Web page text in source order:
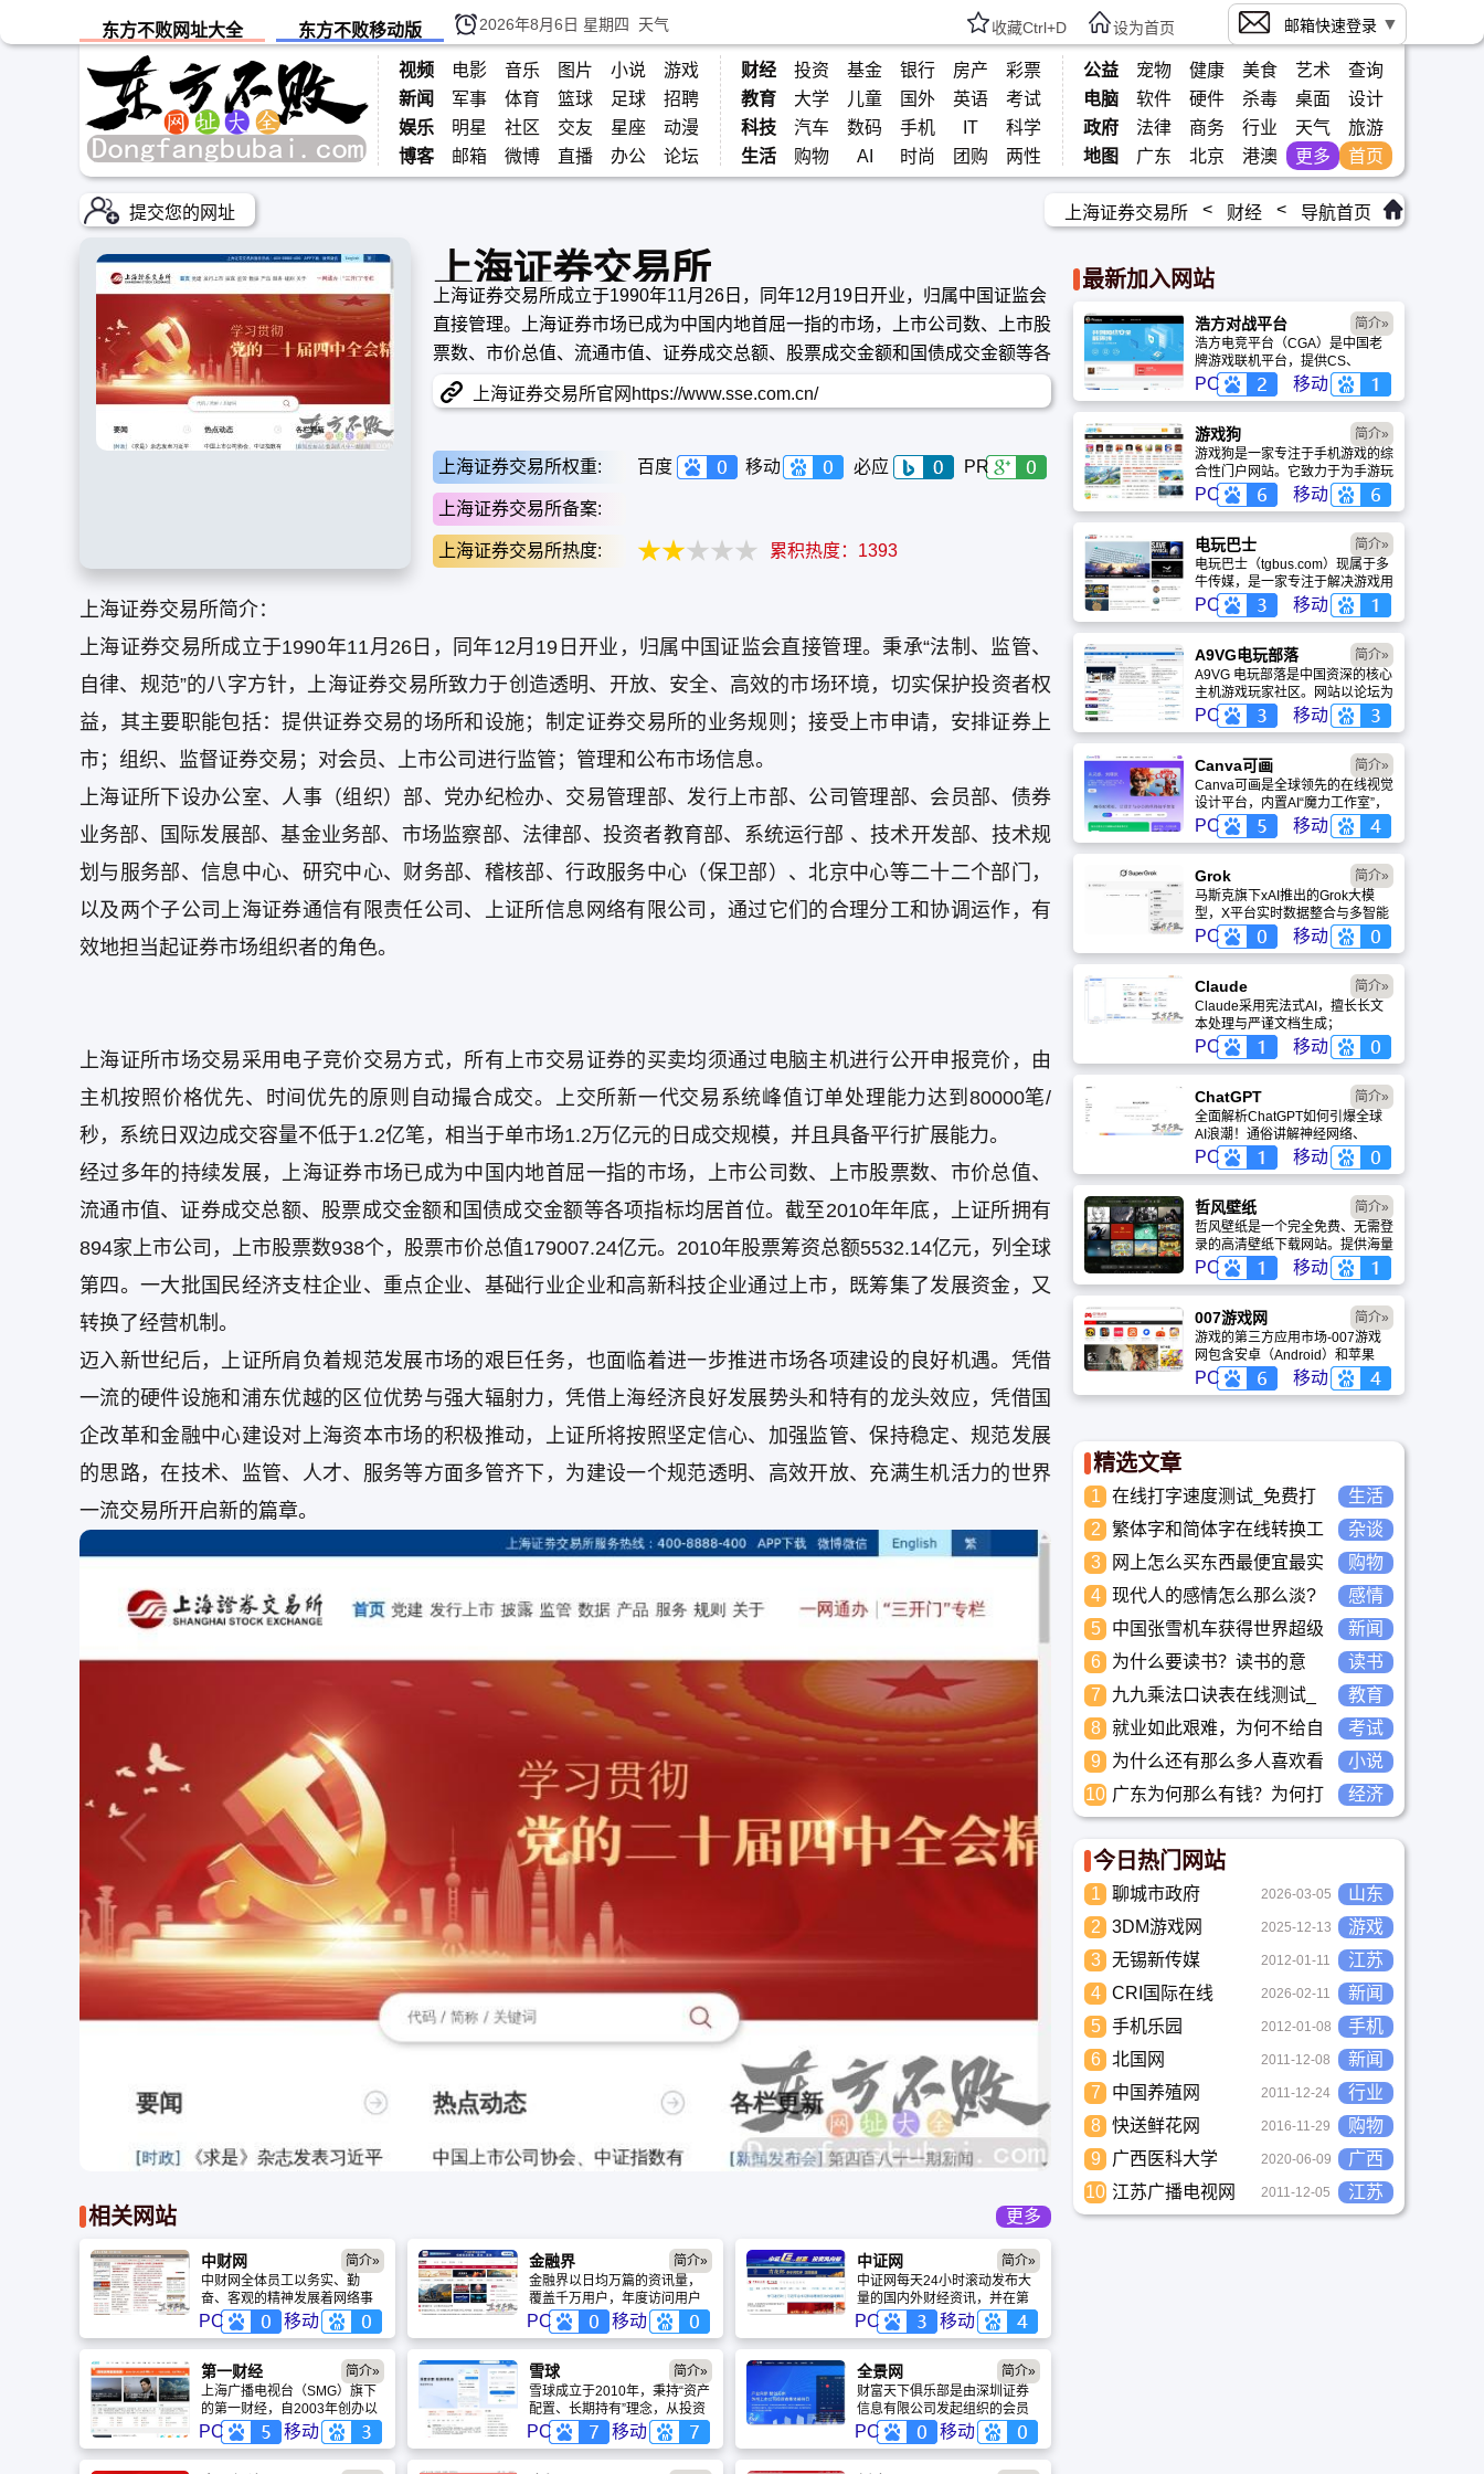
东方不败网址大全 东方不败移动版 2026年8月6日 星期四 天气 收藏Ctrl+D 设为首页 邮箱快速登录
视频 电影 音乐 图片 小说
游戏
新闻
军事 体育 篮球 足球
招聘
娱乐
明星 社区 交友 星座
动漫
博客
邮箱 微博 直播 办公 论坛
财经 投资 基金 银行 房产
彩票
教育
大学 儿童 国外 英语
考试
科技
汽车 数码 手机 IT
科学
生活
购物 AI 时尚 团购 两性
公益 宠物 健康 美食 艺术
查询
电脑
软件 硬件 杀毒 桌面
设计
政府
法律 商务 行业 天气
旅游
地图
广东 北京 港澳 更多 首页
提交您的网址 上海证券交易所 < 财经 < 导航首页
上海证券交易所
上海证券交易所成立于1990年11月26日，同年12月19日开业，归属中国证监会
直接管理。上海证券市场已成为中国内地首屈一指的市场，上市公司数、上市股
票数、市价总值、流通市值、证券成交总额、股票成交金额和国债成交金额等各
项指标均居首位。
上海证券交易所官网https://www.sse.com.cn/
上海证券交易所权重: 百度 移动 必应 PR
上海证券交易所备案:
上海证券交易所热度: 累积热度： 1393
上海证券交易所简介：
上海证券交易所成立于1990年11月26日，同年12月19日开业，归属中国证监会直接管理。秉承“法制、监管、
自律、规范”的八字方针，上海证券交易所致力于创造透明、开放、安全、高效的市场环境，切实保护投资者权
益，其主要职能包括：提供证券交易的场所和设施；制定证券交易所的业务规则；接受上市申请，安排证券上
市；组织、监督证券交易；对会员、上市公司进行监管；管理和公布市场信息。
上海证所下设办公室、人事（组织）部、党办纪检办、交易管理部、发行上市部、公司管理部、会员部、债券
业务部、国际发展部、基金业务部、市场监察部、法律部、投资者教育部、系统运行部 、技术开发部、技术规
划与服务部、信息中心、研究中心、财务部、稽核部、行政服务中心（保卫部）、北京中心等二十二个部门，
以及两个子公司上海证券通信有限责任公司、上证所信息网络有限公司，通过它们的合理分工和协调运作，有
效地担当起证券市场组织者的角色。
上海证所市场交易采用电子竞价交易方式，所有上市交易证券的买卖均须通过电脑主机进行公开申报竞价，由
主机按照价格优先、时间优先的原则自动撮合成交。上交所新一代交易系统峰值订单处理能力达到80000笔/
秒，系统日双边成交容量不低于1.2亿笔，相当于单市场1.2万亿元的日成交规模，并且具备平行扩展能力。
经过多年的持续发展，上海证券市场已成为中国内地首屈一指的市场，上市公司数、上市股票数、市价总值、
流通市值、证券成交总额、股票成交金额和国债成交金额等各项指标均居首位。截至2010年年底，上证所拥有
894家上市公司，上市股票数938个，股票市价总值179007.24亿元。2010年股票筹资总额5532.14亿元，列全球
第四。一大批国民经济支柱企业、重点企业、基础行业企业和高新科技企业通过上市，既筹集了发展资金，又
转换了经营机制。
迈入新世纪后，上证所肩负着规范发展市场的艰巨任务，也面临着进一步推进市场各项建设的良好机遇。凭借
一流的硬件设施和浦东优越的区位优势与强大辐射力，凭借上海经济良好发展势头和特有的龙头效应，凭借国
企改革和金融中心建设对上海资本市场的积极推动，上证所将按照坚定信心、加强监管、保持稳定、规范发展
的思路，在技术、监管、人才、服务等方面多管齐下，为建设一个规范透明、高效开放、充满生机活力的世界
一流交易所开启新的篇章。
相关网站 更多
中财网
中财网全体员工以务实、勤
奋、客观的精神发展着网络事
业，至此，中财网已成为全国
最受欢迎的中文财经站点，每
天来自不同地区的巨大的人群
在此汇集，阅览着最新最具价
值的财经信息。
PC 移动
简介» 金融界
金融界以日均万篇的资讯量，
覆盖千万用户，年度访问用户
超过3亿，受众遍及中国主流金
融机构、上市公司和活跃投资
理财群体。
PC 移动
简介» 中证网
中证网每天24小时滚动发布大
量的国内外财经资讯，并在第
一时间提供全面准确的上市公
司新闻、信息、公告及证券市
场的最新动态和评述。
PC 移动
简介»
第一财经
上海广播电视台（SMG）旗下
的第一财经，自2003年创办以
来，已发展成为一家新型数智
化国际财经媒体集团。它通过
全媒体平台每日发布超2000条
PC 移动
简介» 雪球
雪球成立于2010年，秉持“资产
配置、长期持有”理念，从投资
社区发展为拥有超7800万用户
的在线财富管理平台。平台汇
聚多元投资观点，连接各类投
PC 移动
简介» 全景网
财富天下俱乐部是由深圳证券
信息有限公司发起组织的会员
俱乐部，是深圳证券信息有限
公司跨媒体平台与受众之间搭
建的一个广阔互动平台，属于
PC 移动
简介»
最新加入网站
浩方对战平台
浩方电竞平台（CGA）是中国老
牌游戏联机平台，提供CS、
War3、星际争霸等经典游戏的稳
定联机服务。重温DOTA1的激情
岁月，找回当年的战友。同时提供
最新CGA电竞赛事资讯及热门页
游入口，致敬中国电竞的黄金时
代。
PC 移动
简介»
游戏狗
游戏狗是一家专注于手机游戏的综
合性门户网站。它致力于为手游玩
家提供最新、最全的游戏资讯、攻
略、评测及视频等内容，是国内较
早一批专注于移动游戏领域的垂直
媒体。
PC 移动
简介»
电玩巴士
电玩巴士（tgbus.com）现属于多
牛传媒，是一家专注于解决游戏用
户需求的综合性游戏门户网站，电
玩巴士是一个全面的综合性游戏门
户，专注于为全球玩家提供主机、
PC及移动端游戏的全方位资讯。
PC 移动
简介»
A9VG电玩部落
A9VG 电玩部落是中国资深的核心
主机游戏玩家社区。网站以论坛为
核心，提供全面的主机游戏资讯、
攻略和资料库，覆盖
PlayStation、Xbox、Switch 等全
平台。凭借其深厚的历史积淀和活
跃的用户群体，A9VG 成为硬核玩
家交流心得、分享攻略的首选平台
之一。
PC 移动
简介»
Canva可画
Canva可画是全球领先的在线视觉
设计平台，内置AI“魔力工作室”，
提供海量正版模板与素材。无论是
自媒体封面、企业海报还是PPT，
零基础用户也能轻松实现专业级创
作，让设计触手可及。
PC 移动
简介»
Grok
马斯克旗下xAI推出的Grok大模
型，X平台实时数据整合与多智能
体协作的核心优势。针对其中文能
力、隐私安全及幻觉问题等高频疑
问进行客观解答，提供AI选型参
考。
PC 移动
简介»
Claude
Claude采用宪法式AI，擅长长文
本处理与严谨文档生成；
ChatGPT基于RLHF，在复杂推
理、代码与快速迭代上占优。两者
定位不同，各有千秋。
PC 移动
简介»
ChatGPT‌
全面解析ChatGPT如何引爆全球
AI浪潮！通俗讲解神经网络、
Transformer与RLHF核心技术，
带您轻松看懂大语言模型如何重塑
未来。
PC 移动
简介»
哲风壁纸
哲风壁纸是一个完全免费、无需登
录的高清壁纸下载网站。提供海量
4K、8K超清电脑与手机壁纸，涵
盖动漫、风景、赛博朋克等多元风
格。支持动态壁纸与头像制作，国
内访问极速，是美化桌面的首选平
台。
PC 移动
简介»
007游戏网
游戏的第三方应用市场-007游戏
网包含安卓（Android）和苹果
（iOS）系统的手机应用、游戏以
及电脑软件的下载服务，还有精心
PC 移动
简介»
精选文章
1
在线打字速度测试_免费打
字正确率自测_中文打字水
平测评工具
生活
2
繁体字和简体字在线转换工
具-繁简字体转换
杂谈
3
网上怎么买东西最便宜最实
惠?
购物
4
现代人的感情怎么那么淡?
未来又应该如何面对这人情
淡如水的局面呢
感情
5
中国张雪机车获得世界超级
摩托车锦标赛冠军
新闻
6
为什么要读书？读书的意
义？怎么教育孩子读书？
读书
7
九九乘法口诀表在线测试_
高清完整版下载_小学数学
口算练习
教育
8
就业如此艰难，为何不给自
己学习考试充电，学一技之
长，胜过万贯家财
考试
9
为什么还有那么多人喜欢看
小说？小说到底有什么魅力
长盛不衰？
小说
10 广东为何那么有钱？为何打
工都到广东去，广东连续37
经济
今日热门网站
1 聊城市政府 2026-03-05
山东
2
3DM游戏网 2025-12-13
游戏
3
无锡新传媒 2012-01-11
江苏
4
CRI国际在线 2026-02-11
新闻
5
手机乐园 2012-01-08
手机
6
北国网 2011-12-08
新闻
7
中国养殖网 2011-12-24
行业
8
快送鲜花网 2016-11-29
购物
9
广西医科大学 2020-06-09
广西
10 江苏广播电视网 2011-12-05 江苏